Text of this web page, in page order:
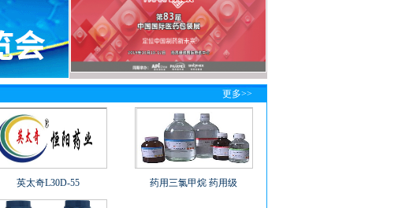
更多>>
英太奇L30D-55 药用三氯甲烷 药用级